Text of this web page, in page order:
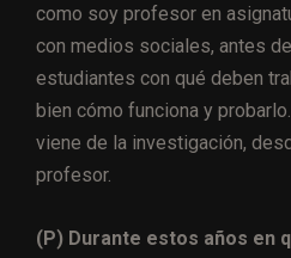
como soy profesor en
con medios sociales, antes
estudiantes con qué deben
bien cómo funciona y
viene de la investigación,
profesor.
(P) Durante estos años en